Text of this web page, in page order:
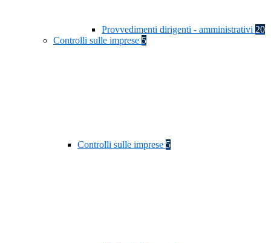
Provvedimenti dirigenti - amministrativi 20
Controlli sulle imprese 5
Controlli sulle imprese 5